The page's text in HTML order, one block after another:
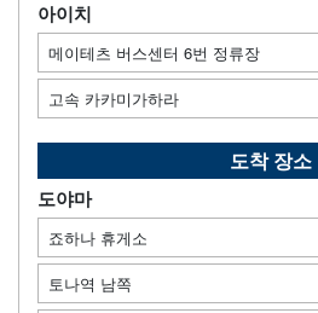
아이치
메이테츠 버스센터 6번 정류장
고속 카카미가하라
도착 장소
도야마
죠하나 휴게소
토나역 남쪽